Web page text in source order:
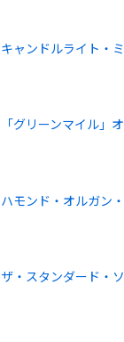
キャンドルライト・
「グリーンマイル」
ハモンド・オルガン
ザ・スタンダード・